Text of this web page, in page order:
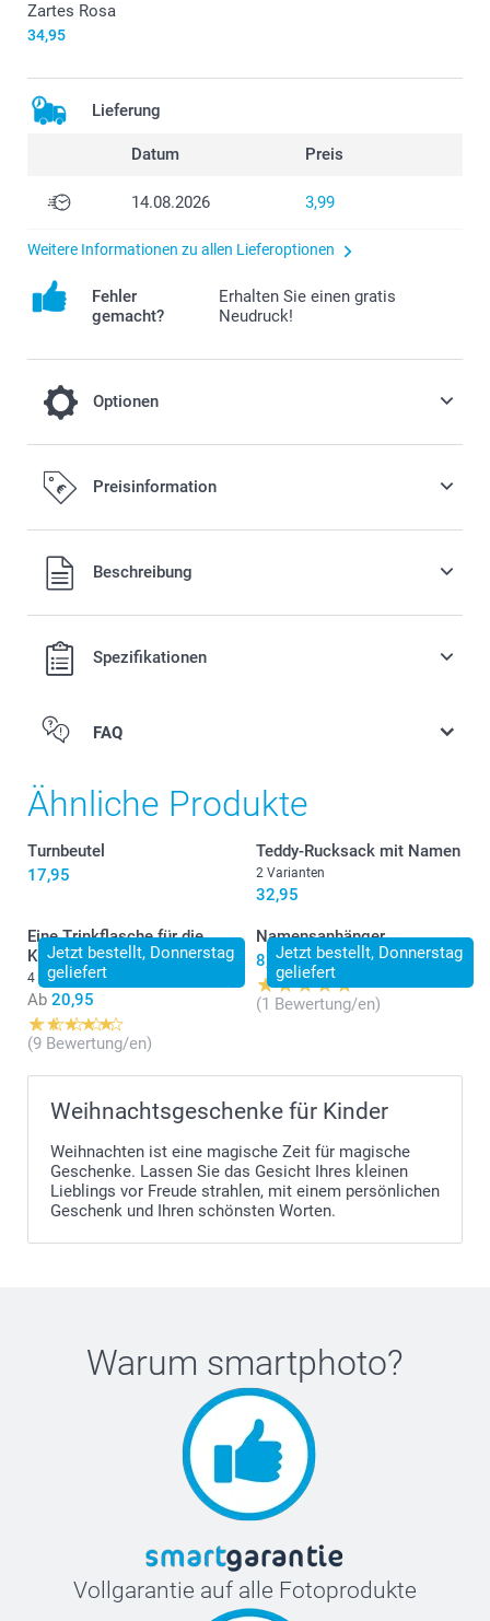
Zartes Rosa
34,95
Lieferung
Datum Preis
14.08.2026 3,99
Weitere Informationen zu allen Lieferoptionen
Fehler
gemacht?
Erhalten Sie einen gratis
Neudruck!
Optionen
Fügen Sie Ihrer Bestellung eine Miffy
Spardose hinzu
17,95/Stück
Ideal für jedes Kinderzimmer als praktische Dekoration
Leicht zu reinigen, aus staubabweisendem, bruchfestem
Masse: 12 cm (Höhe) x 6 cm (Durchmesser)
Preisinformation
Alle Preise verstehen sich in EURO (€) inkl. MwSt. und zzgl.
Versandkosten.Beschreibung
Spezifikationen
FAQ
Ähnliche Produkte
Turnbeutel
17,95
Teddy-Rucksack mit Namen
2 Varianten
32,95
Jetzt bestellt, Donnerstag
geliefert
Eine Trinkflasche für die
Kinder
4 Varianten
Ab 20,95
(9 Bewertung/en)
Jetzt bestellt, Donnerstag
geliefert
Namensanhänger
8,90
(1 Bewertung/en)
Weihnachtsgeschenke für Kinder
Weihnachten ist eine magische Zeit für magische
Geschenke. Lassen Sie das Gesicht Ihres kleinen
Lieblings vor Freude strahlen, mit einem persönlichen
Geschenk und Ihren schönsten Worten.
Warum smartphoto?
Vollgarantie auf alle Fotoprodukte